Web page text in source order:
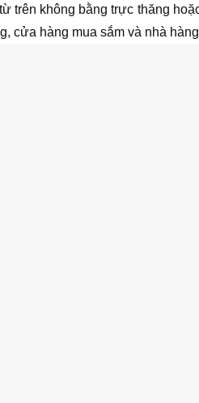
trên không bằng trực thăng
cửa hàng mua sắm và nhà